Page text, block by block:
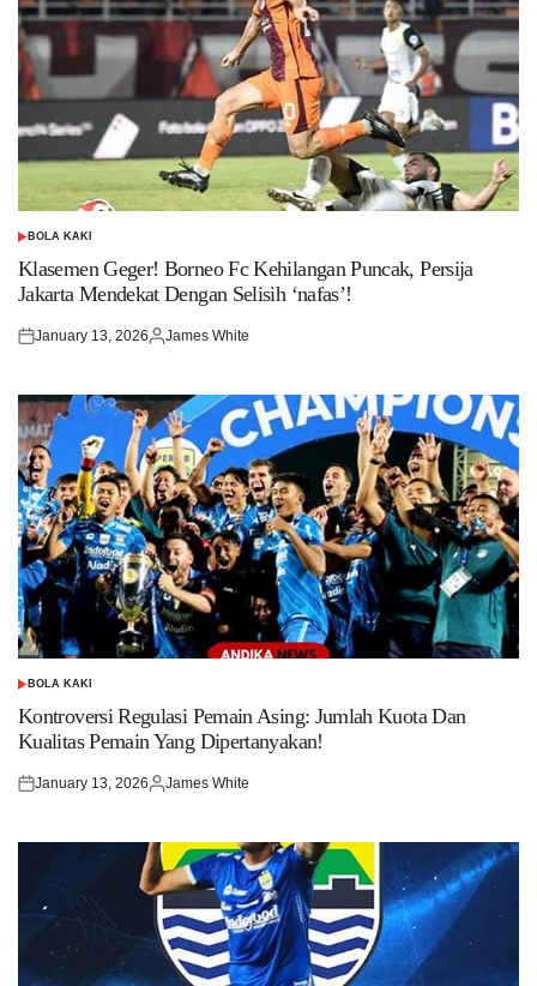
POSTED
BOLA KAKI
Klasemen Geger! Borneo Fc Kehilangan Puncak, Persija
Jakarta Mendekat Dengan Selisih ‘nafas’!
Posted
January 13, 2026
Posted
James White
POSTED
BOLA KAKI
Kontroversi Regulasi Pemain Asing: Jumlah Kuota Dan
Kualitas Pemain Yang Dipertanyakan!
Posted
January 13, 2026
Posted
James White